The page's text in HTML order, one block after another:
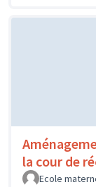
la cour de
Ecole